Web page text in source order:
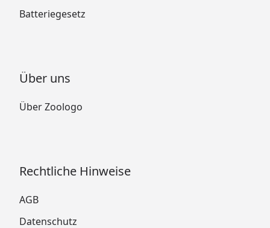
Batteriegesetz
Über uns
Über Zoologo
Rechtliche Hinweise
AGB
Datenschutz